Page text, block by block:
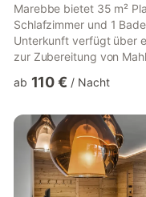
Marebbe bietet 35 m²
Schlafzimmer und 1
Unterkunft verfügt über
zur Zubereitung von
Hochstuhl, TV und ein
Ihren Aufenthalt. In den
Marebbe können Sie
Tischtennis...
ab 110 € / Nacht